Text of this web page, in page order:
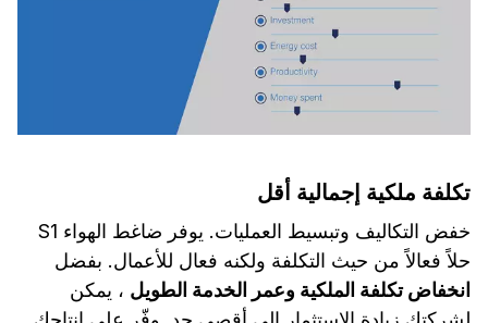
تكلفة ملكية إجمالية أقل
خفض التكاليف وتبسيط العمليات. يوفر ضاغط الهواء S1
حلاً فعالاً من حيث التكلفة ولكنه فعال للأعمال. بفضل
انخفاض تكلفة الملكية وعمر الخدمة الطويل ، يمكن